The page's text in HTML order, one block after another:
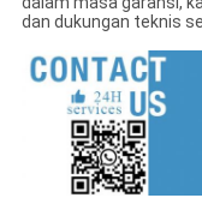
dan dukungan teknis